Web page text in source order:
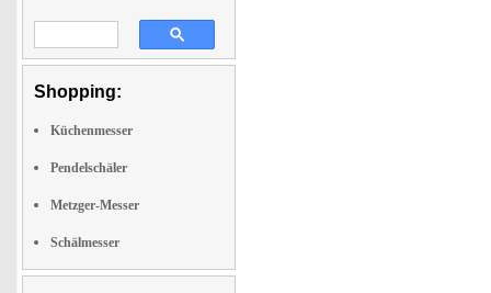
Shopping:
Küchenmesser
Pendelschäler
Metzger-Messer
Schälmesser